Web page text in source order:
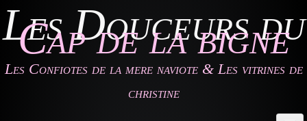
Les Douceurs du
Cap de la bigne
Les Confiotes de la mere naviote & Les vitrines de
christine